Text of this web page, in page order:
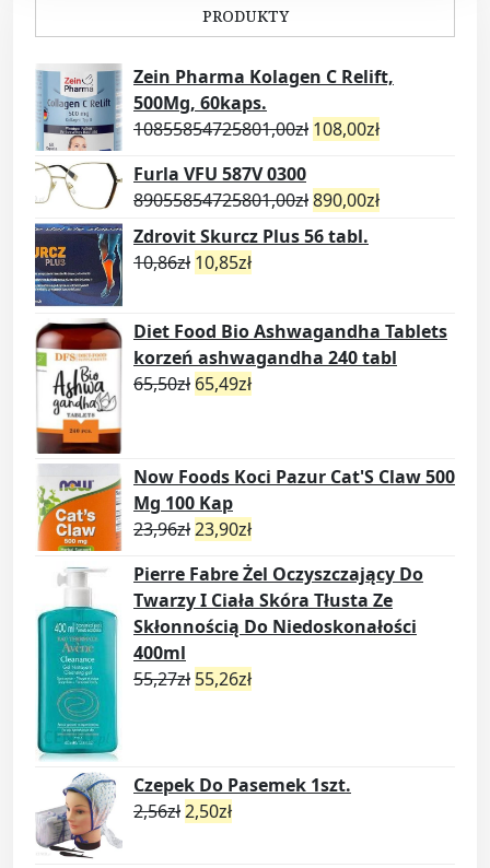
PRODUKTY
Zein Pharma Kolagen C Relift,
500Mg, 60kaps.
10855854725801,00zł 108,00zł
Furla VFU 587V 0300
89055854725801,00zł890,00zł
Zdrovit Skurcz Plus 56 tabl.
10,86zł 10,85zł
Diet Food Bio Ashwagandha Tablets
korzeń ashwagandha 240 tabl
65,50zł 65,49zł
Now Foods Koci Pazur Cat'S Claw 500
Mg 100 Kap
23,96zł23,90zł
Pierre Fabre Żel Oczyszczający Do
Twarzy I Ciała Skóra Tłusta Ze
Skłonnością Do Niedoskonałości
400ml
55,27zł 55,26zł
Czepek Do Pasemek 1szt.
2,56zł2,50zł